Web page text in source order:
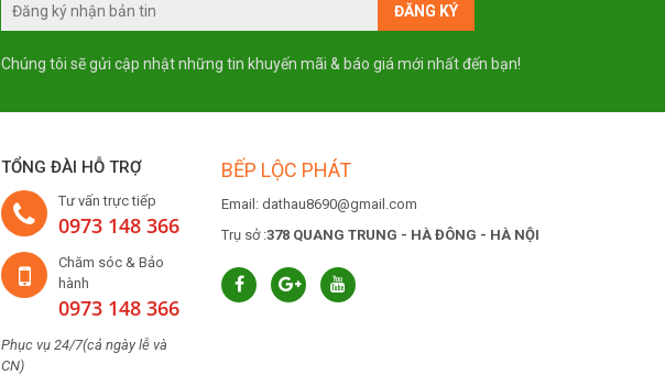
Chúng tôi sẽ gửi cập nhật những tin khuyến mãi & báo giá mới nhất đến bạn!
TỔNG ĐÀI HỖ TRỢ
Tư vấn trực tiếp
0973 148 366
Chăm sóc & Bảo
hành
0973 148 366
Phục vụ 24/7(cả ngày lễ và
CN)
BẾP LỘC PHÁT
Email: dathau8690@gmail.com
Trụ sở :378 QUANG TRUNG - HÀ ĐÔNG - HÀ NỘI